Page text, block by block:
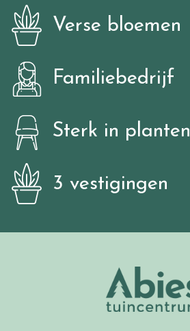
Verse bloemen
Familiebedrijf
Sterk in planten
3 vestigingen